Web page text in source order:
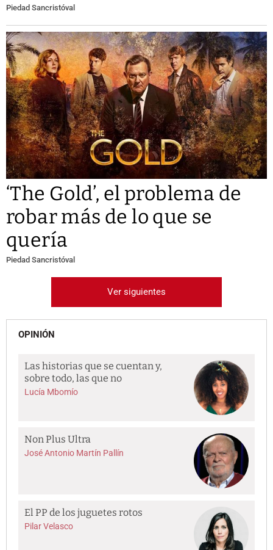
Piedad Sancristóval
‘The Gold’, el problema de
robar más de lo que se
quería
Piedad Sancristóval
Ver siguientes
OPINIÓN
Las historias que se cuentan y,
sobre todo, las que no
Lucía Mbomío
Non Plus Ultra
José Antonio Martín Pallín
El PP de los juguetes rotos
Pilar Velasco